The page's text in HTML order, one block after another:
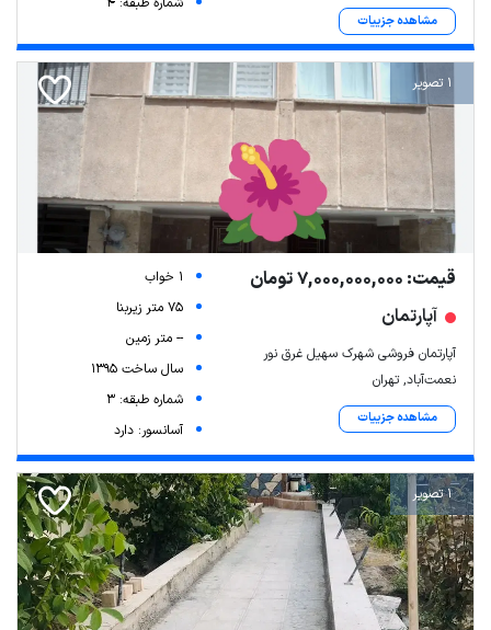
مشاهده جزییات
1 تصویر
قیمت: 7,000,000,000 تومان
آپارتمان
آپارتمان فروشی شهرک سهیل غرق نور
نعمت‌آباد, تهران
مشاهده جزییات
1 خواب
75 متر زیربنا
-- متر زمین
سال ساخت 1395
شماره طبقه: 3
آسانسور: دارد
1 تصویر